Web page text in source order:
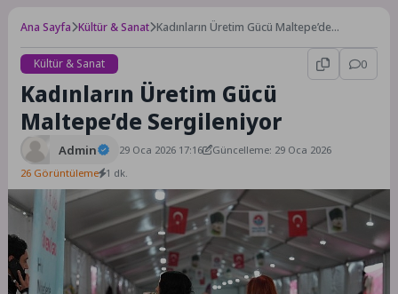
Ana Sayfa Kültür & Sanat Kadınların Üretim Gücü Maltepe’de
Kültür & Sanat
0
Kadınların Üretim Gücü
Maltepe’de Sergileniyor
Admin 29 Oca 2026 17:16
Güncelleme: 29 Oca 2026
26 Görüntüleme 1 dk.